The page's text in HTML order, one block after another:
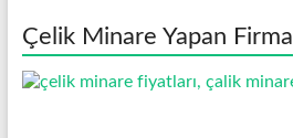
Çelik Minare Yapan Firma